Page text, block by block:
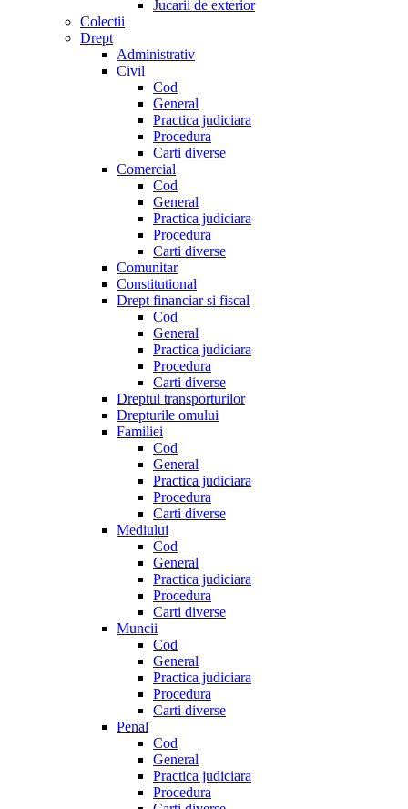
Jucarii de exterior
Colectii
Drept
Administrativ
Civil
Cod
General
Practica judiciara
Procedura
Carti diverse
Comercial
Cod
General
Practica judiciara
Procedura
Carti diverse
Comunitar
Constitutional
Drept financiar si fiscal
Cod
General
Practica judiciara
Procedura
Carti diverse
Dreptul transporturilor
Drepturile omului
Familiei
Cod
General
Practica judiciara
Procedura
Carti diverse
Mediului
Cod
General
Practica judiciara
Procedura
Carti diverse
Muncii
Cod
General
Practica judiciara
Procedura
Carti diverse
Penal
Cod
General
Practica judiciara
Procedura